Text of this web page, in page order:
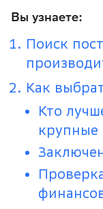
Вы узнаете:
Поиск
Как
Кто
крупные